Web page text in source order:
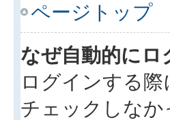
ページトップ
なぜ自動的に
ログインする
チェックしな